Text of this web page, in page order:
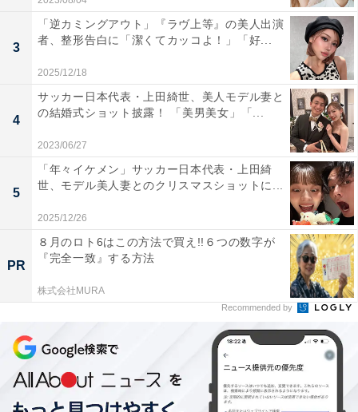
3
「逆カミングアウト」『ラヴ上等』の美人出演
者、整形告白に「潔くてカッコよ！」「好...
2025/12/18
4
サッカー日本代表・上田綺世、美人モデル妻と
の結婚式ショット披露！ 「美男美女」「...
2023/06/27
5
「年々イケメン」サッカー日本代表・上田綺
世、モデル美人妻とのクリスマスショットに...
2025/12/26
PR
８月のロト6はこの方法で買え!!６つの数字が
『完全一致』する方法
株式会社MURA
Recommended by